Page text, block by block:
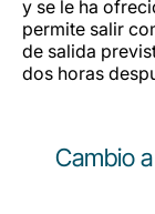
y se le ha
permite salir
de salida
dos horas
Cambio